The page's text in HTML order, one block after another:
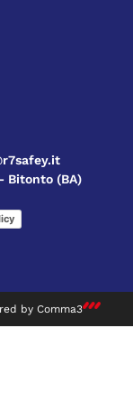
Bitonto (BA)
by Comma3